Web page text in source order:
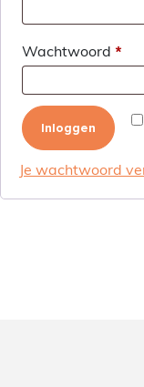
Wachtwoord *
Inloggen
Je wachtwoord